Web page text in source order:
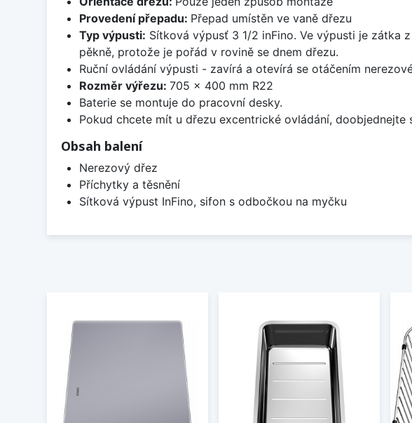
Provedení přepadu: Přepad umístěn ve vaně dřezu
Typ výpusti: Sítková výpusť 3 1/2 inFino. Ve výpusti je zátka
pěkně, protože je pořád v rovině se dnem dřezu.
Ruční ovládání výpusti - zavírá a otevírá se otáčením
Rozměr výřezu: 705 x 400 mm R22
Baterie se montuje do pracovní desky.
Pokud chcete mít u dřezu excentrické ovládání,
Obsah balení
Nerezový dřez
Příchytky a těsnění
Sítková výpust InFino, sifon s odbočkou na myčku